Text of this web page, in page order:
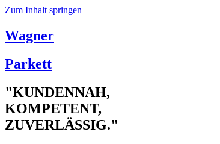
Zum Inhalt springen
Wagner
Parkett
"KUNDENNAH,
KOMPETENT,
ZUVERLÄSSIG."